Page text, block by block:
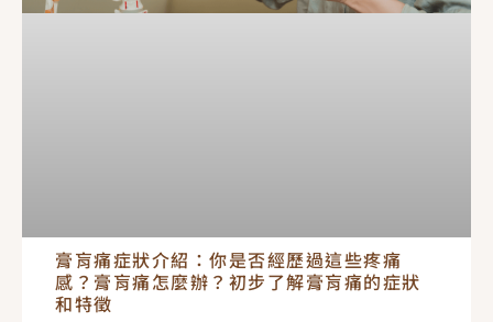
膏肓痛症狀介紹：你是否經歷過這些疼痛
感？膏肓痛怎麼辦？初步了解膏肓痛的症狀
和特徵